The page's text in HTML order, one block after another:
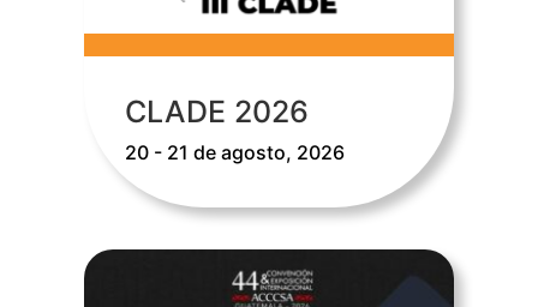
CLADE 2026
20 - 21 de agosto, 2026